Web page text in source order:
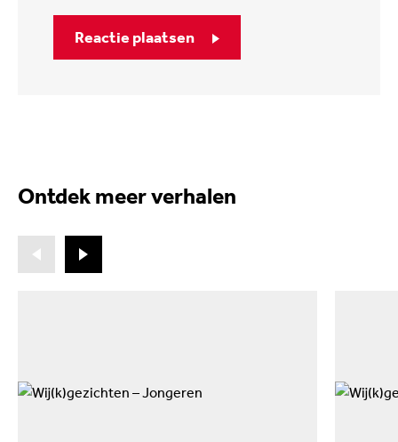
Reactie plaatsen
Ontdek meer verhalen